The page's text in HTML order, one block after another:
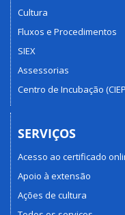
Cultura
Fluxos e Procedimentos
SIEX
Assessorias
Centro de Incubação
SERVIÇOS
Acesso ao certificado
Apoio à extensão
Ações de cultura